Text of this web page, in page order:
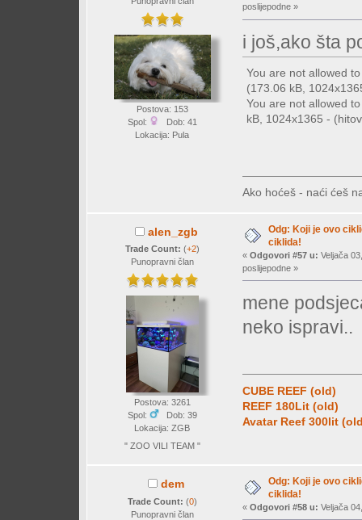
Postova: 153
Spol:
Dob: 41
Lokacija: Pula
poslijepodne »
i još,ako šta
You are not allowed
(173.06 kB,
You are not allowed
kB, 1024x1365 -
Ako hoćeš - naći ćeš
alen_zgb
Trade Count: (+2)
Punopravni član
Postova: 3261
Spol:
Dob: 39
Lokacija: ZGB
" ZOO VILI TEAM "
Odg: Koji je ovo
ciklida!
« Odgovori #57 u: Veljača
poslijepodne »
mene
neko ispravi..
CUBE REEF (old)
REEF 180Lit (old)
Avatar Reef 300lit
dem
Trade Count: (0)
Punopravni član
Odg: Koji je ovo
ciklida!
« Odgovori #58 u: Veljača